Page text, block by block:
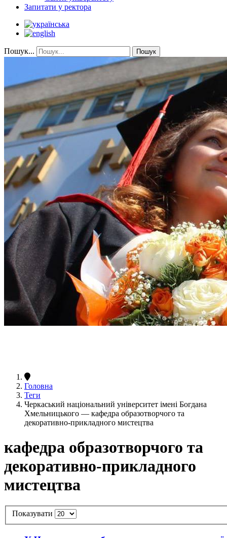
Запитати у ректора
Пошук... Пошук
Головна
Теги
Черкаський національний університет імені Богдана
Хмельницького — кафедра образотворчого та
декоративно-прикладного мистецтва
кафедра образотворчого та
декоративно-прикладного
мистецтва
Показувати